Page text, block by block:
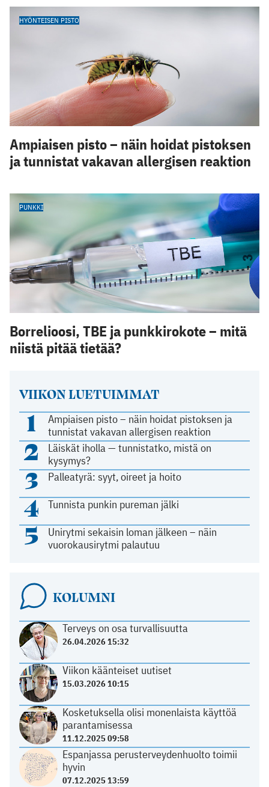
VIIKON LUETUIMMAT
1
Ampiaisen pisto – näin hoidat pistoksen ja
tunnistat vakavan allergisen reaktion
2
Läiskät iholla — tunnistatko, mistä on
kysymys?
3 Palleatyrä: syyt, oireet ja hoito
4 Tunnista punkin pureman jälki
5
Unirytmi sekaisin loman jälkeen – näin
vuorokausirytmi palautuu
KOLUMNI
Terveys on osa turvallisuutta
26.04.2026 15:32
Viikon käänteiset uutiset
15.03.2026 10:15
Kosketuksella olisi monenlaista käyttöä
parantamisessa
11.12.2025 09:58
Espanjassa perusterveydenhuolto toimii
hyvin
07.12.2025 13:59
HYÖNTEISEN PISTO
Ampiaisen pisto – näin hoidat pistoksen
ja tunnistat vakavan allergisen reaktion
PUNKKI
Borrelioosi, TBE ja punkkirokote – mitä
niistä pitää tietää?